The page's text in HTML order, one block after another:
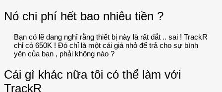
Nó chi phí hết bao nhiêu tiền ?
Bạn có lẽ đang nghĩ rằng thiết bị này là rất đắt .. sai ! TrackR
chỉ có 650K ! Đó chỉ là một cái giá nhỏ để trả cho sự bình
yên của bạn , phải không nào ?
Cái gì khác nữa tôi có thể làm với
TrackR